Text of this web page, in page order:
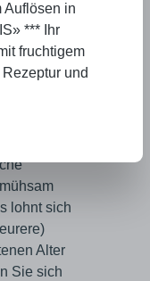
lohnt sich
Alter
Sie sich
Auflösen in
*** Ihr
fruchtigem
und